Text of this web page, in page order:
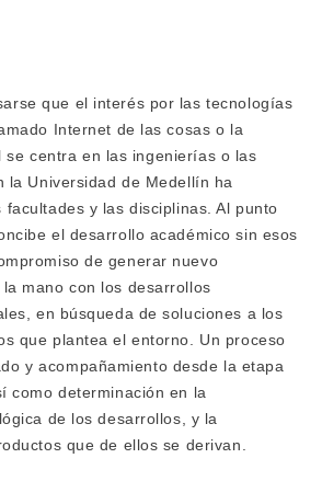
que el interés por las tecnologías
Internet de las cosas o la
se centra en las ingenierías o las
la Universidad de Medellín ha
facultades y las disciplinas. Al punto
el desarrollo académico sin esos
de generar nuevo
mano con los desarrollos
en búsqueda de soluciones a los
que plantea el entorno. Un proceso
y acompañamiento desde la etapa
como determinación en la
de los desarrollos, y la
que de ellos se derivan.